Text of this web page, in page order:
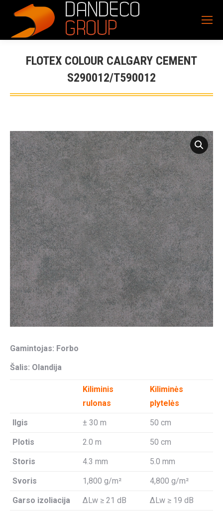
FLOTEX COLOUR CALGARY CEMENT
S290012/T590012
Gamintojas: Forbo
Šalis: Olandija
Kiliminis
rulonas
Kiliminės
plytelės
Ilgis ± 30 m 50 cm
Plotis 2.0 m 50 cm
Storis 4.3 mm 5.0 mm
Svoris 1,800 g/m² 4,800 g/m²
Garso izoliacija ΔLw ≥ 21 dB ΔLw ≥ 19 dB